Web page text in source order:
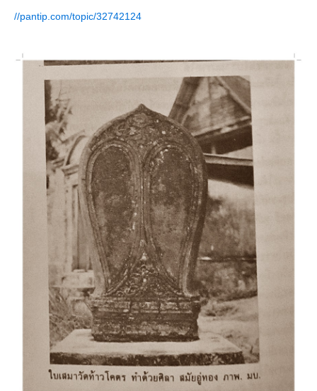
//pantip.com/topic/32742124